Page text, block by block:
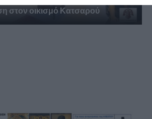
στον οικισμό Κατσαρού